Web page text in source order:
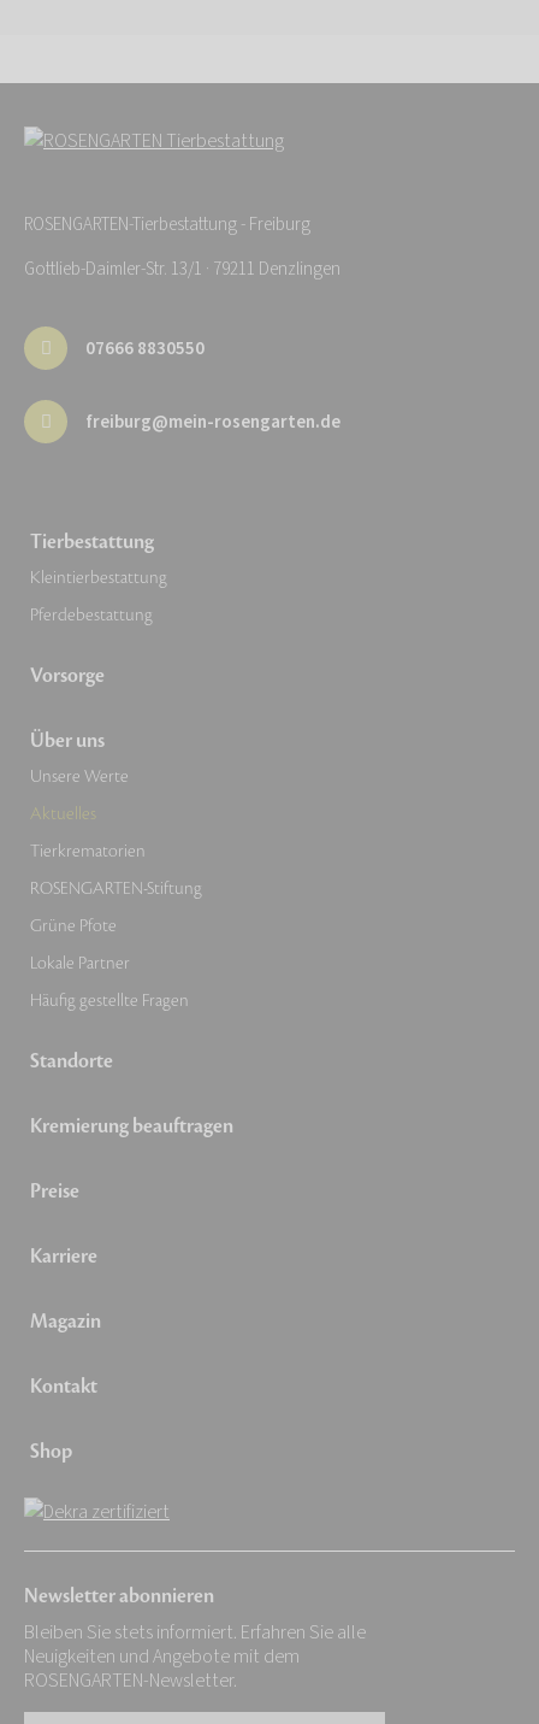
ROSENGARTEN-Tierbestattung - Freiburg
Gottlieb-Daimler-Str. 13/1 · 79211 Denzlingen
07666 8830550
freiburg@mein-rosengarten.de
Tierbestattung
Kleintierbestattung
Pferdebestattung
Vorsorge
Über uns
Unsere Werte
Aktuelles
Tierkrematorien
ROSENGARTEN-Stiftung
Grüne Pfote
Lokale Partner
Häufig gestellte Fragen
Standorte
Kremierung beauftragen
Preise
Karriere
Magazin
Kontakt
Shop
Newsletter abonnieren
Bleiben Sie stets informiert. Erfahren Sie alle
Neuigkeiten und Angebote mit dem
ROSENGARTEN-Newsletter.